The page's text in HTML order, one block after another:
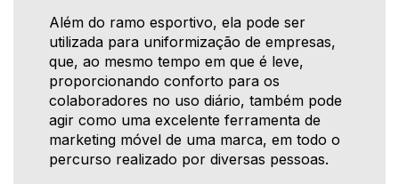
Além do ramo esportivo, ela pode ser
utilizada para uniformização de empresas,
que, ao mesmo tempo em que é leve,
proporcionando conforto para os
colaboradores no uso diário, também pode
agir como uma excelente ferramenta de
marketing móvel de uma marca, em todo o
percurso realizado por diversas pessoas.